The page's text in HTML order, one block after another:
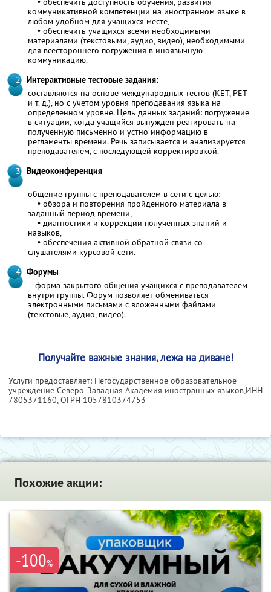
коммуникативной компетенции на иностранном языке в
любом удобном для учащихся месте,
• обеспечить учащихся всеми необходимыми
материалами (текстовыми, аудио, видео), необходимыми
для всестороннего погружения в иноязычную
коммуникацию.
Интерактивные тестовые задания:
составляются на основе международных тестов (KET, PET
и т. д.), но с учетом уровня преподавания языка на
определенном уровне. Цель данных заданий: погружение
в ситуации, когда учащийся вынужден реагировать на
полученную письменно и устно информацию в
регламенты времени. Речь записывается и анализируется
преподавателем, с последующей корректировкой.
Видеоконференция
общение группы с преподавателем в сети с целью:
• обзора и повторения пройденного материала в
заданный период времени,
• диагностики и коррекции полученных знаний и
навыков,
• обеспечения активной обратной связи со
слушателями курсовой сети.
Форумы
– форма закрытого общения учащихся с преподавателем
внутри группы. Форум позволяет обмениваться
электронными письмами с вложенными файлами
(текстовые, аудио, видео).
Получайте важные знания, лежа на диване!
Услуги предоставляет: Негосударственное образовательное
учреждение Северо-Западная Академия иностранных языков,ИНН
7805371160, ОГРН 1057810374753
Похожие акции:
-100%